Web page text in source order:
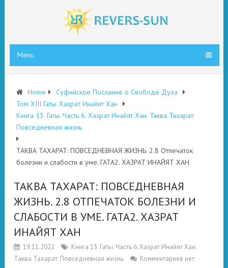
Menu
Home
Суфийское Послание о Свободе Духа
Том XIII Гаты. Хазрат Инайят Хан
Книга 13. Гаты. Часть 6. Хазрат Инайят Хан. Таква Тахарат:
Повседневная жизнь
ТАКВА ТАХАРАТ: ПОВСЕДНЕВНАЯ ЖИЗНЬ. 2.8 Отпечаток
болезни и слабости в уме. ГАТА2. ХАЗРАТ ИНАЙЯТ ХАН
ТАКВА ТАХАРАТ: ПОВСЕДНЕВНАЯ
ЖИЗНЬ. 2.8 ОТПЕЧАТОК БОЛЕЗНИ И
СЛАБОСТИ В УМЕ. ГАТА2. ХАЗРАТ
ИНАЙЯТ ХАН
19.11.2022
Книга 13. Гаты. Часть 6. Хазрат Инайят Хан.
Таква Тахарат: Повседневная жизнь
Комментариев нет